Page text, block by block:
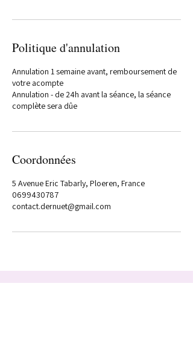
Politique d'annulation
Annulation 1 semaine avant, remboursement de
votre acompte
Annulation - de 24h avant la séance, la séance
complète sera dûe
Coordonnées
5 Avenue Eric Tabarly, Ploeren, France
0699430787
contact.dernuet@gmail.com